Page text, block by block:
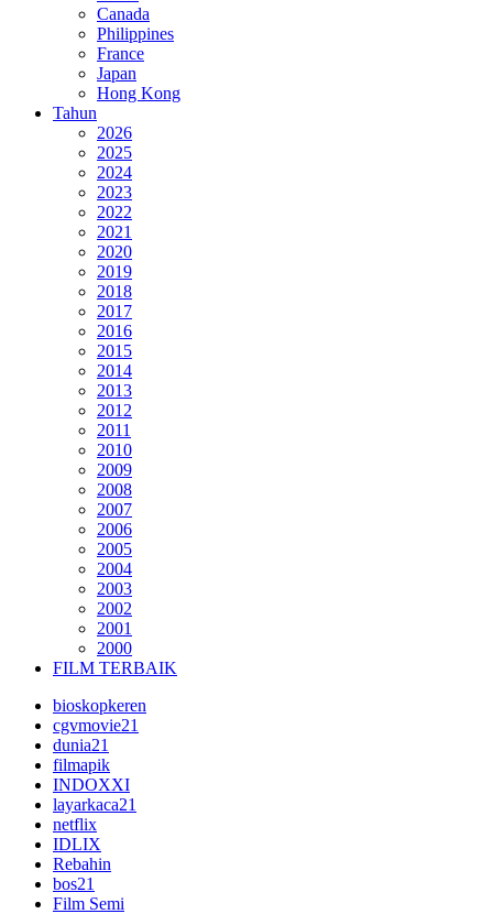
Canada
Philippines
France
Japan
Hong Kong
Tahun
2026
2025
2024
2023
2022
2021
2020
2019
2018
2017
2016
2015
2014
2013
2012
2011
2010
2009
2008
2007
2006
2005
2004
2003
2002
2001
2000
FILM TERBAIK
bioskopkeren
cgvmovie21
dunia21
filmapik
INDOXXI
layarkaca21
netflix
IDLIX
Rebahin
bos21
Film Semi